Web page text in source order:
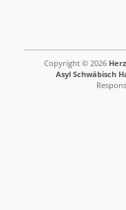
Copyright © 2026
Asyl Schwäbisch